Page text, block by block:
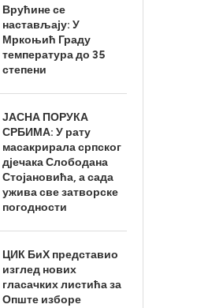
Врућине се
настављају: У
Мркоњић Граду
температура до 35
степени
ЈАСНА ПОРУКА
СРБИМА: У рату
масакрирала српског
дјечака Слободана
Стојановића, а сада
ужива све затворске
погодности
ЦИК БиХ представио
изглед нових
гласачких листића за
Опште изборе